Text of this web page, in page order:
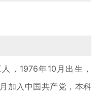
1976年10月出生，
加入中国共产党，本科